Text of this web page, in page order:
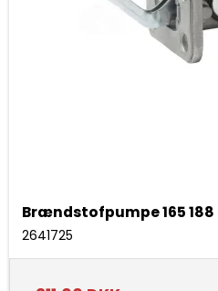
Brændstofpumpe 165
2641725